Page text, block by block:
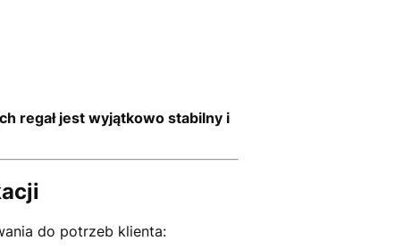
regał jest wyjątkowo stabilny i
do potrzeb klienta: